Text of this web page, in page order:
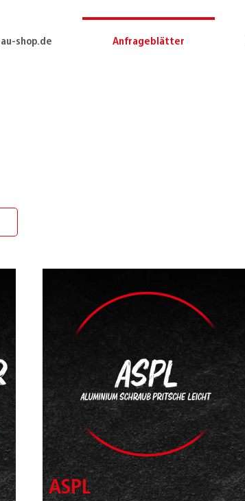
shop.de Anfrageblätter
ASPL